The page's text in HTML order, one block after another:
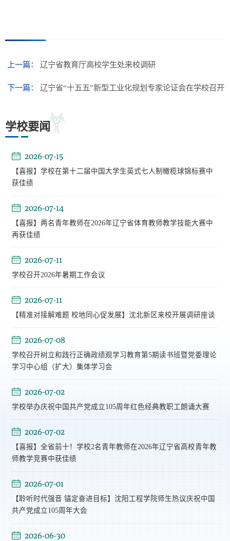
上一篇： 辽宁省教育厅高校学生处来校调研
下一篇： 辽宁省“十五五”新型工业化规划专家论证会在学校召开
学校要闻
2026-07-15
【喜报】学校在第十二届中国大学生英式七人制橄榄球锦标赛中
获佳绩
2026-07-14
【喜报】两名青年教师在2026年辽宁省体育教师教学技能大赛中
再获佳绩
2026-07-11
学校召开2026年暑期工作会议
2026-07-11
【精准对接解难题 校地同心促发展】沈北新区来校开展调研座谈
2026-07-08
学校召开树立和践行正确政绩观学习教育第5期读书班暨党委理论
学习中心组（扩大）集体学习会
2026-07-02
学校举办庆祝中国共产党成立105周年红色经典教职工朗诵大赛
2026-07-02
【喜报】全省前十！学校2名青年教师在2026年辽宁省高校青年教
师教学竞赛中获佳绩
2026-07-01
【聆听时代强音 锚定奋进目标】沈阳工程学院师生热议庆祝中国
共产党成立105周年大会
2026-06-30